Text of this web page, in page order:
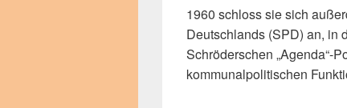
1960 schloss sie sich
Deutschlands (SPD) an, in
Schröderschen „Agenda“-
kommunalpolitischen